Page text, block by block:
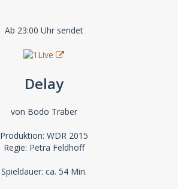
Ab 23:00 Uhr sendet
Delay
von Bodo Traber
Produktion: WDR 2015
Regie: Petra Feldhoff
Spieldauer: ca. 54 Min.